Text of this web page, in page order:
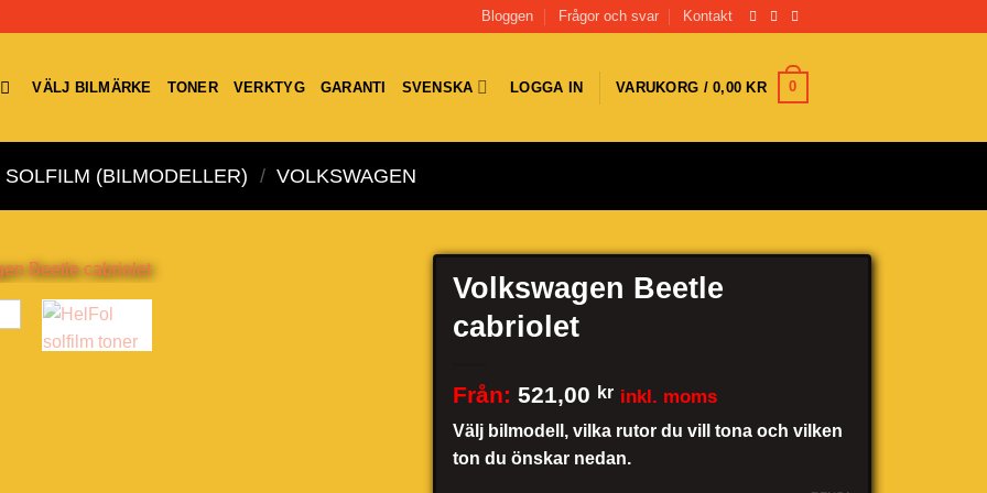
Bloggen Frågor och svar Kontakt
VÄLJ BILMÄRKE TONER VERKTYG GARANTI SVENSKA LOGGA IN VARUKORG /0,00KR 0
(BILMODELLER) / VOLKSWAGEN
Volkswagen Beetle
cabriolet
Från: 521,00 kr inkl. moms
Välj bilmodell, vilka rutor du vill tona och vilken
ton du önskar nedan.